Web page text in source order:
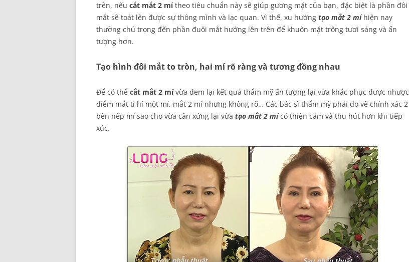
trên, nếu cắt mắt 2 mítheo tiêu chuẩn này sẽ giúp gương mặt của bạn, đặc biệt là phần đôi
mắt sẽ toát lên được sự thông mình và lạc quan. Vì thế, xu hướng tạo mắt 2 míhiện nay
thường chú trọng đến phần đuôi mắt hướng lên trên để khuôn mặt trông tươi sáng và ấn
tượng hơn.
Tạo hình đôi mắt to tròn, hai mí rõ ràng và tương đồng nhau
Để có thể cắt mắt 2 mívừa đem lại kết quả thẩm mỹ ấn tượng lại vừa khắc phục được nhược
điểm mắt ti hí một mí, mắt 2 mí nhưng không rõ… Các bác sĩ thẩm mỹ phải đo vẽ chính xác 2
bên nếp mí sao cho vừa cân xứng lại vừa tạo mắt 2 mícó thiện cảm và thu hút hơn khi tiếp
xúc.